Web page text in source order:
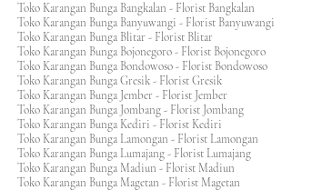
Toko Karangan Bunga Bangkalan - Florist Bangkalan
Toko Karangan Bunga Banyuwangi - Florist Banyuwangi
Toko Karangan Bunga Blitar - Florist Blitar
Toko Karangan Bunga Bojonegoro - Florist Bojonegoro
Toko Karangan Bunga Bondowoso - Florist Bondowoso
Toko Karangan Bunga Gresik - Florist Gresik
Toko Karangan Bunga Jember - Florist Jember
Toko Karangan Bunga Jombang - Florist Jombang
Toko Karangan Bunga Kediri - Florist Kediri
Toko Karangan Bunga Lamongan - Florist Lamongan
Toko Karangan Bunga Lumajang - Florist Lumajang
Toko Karangan Bunga Madiun - Florist Madiun
Toko Karangan Bunga Magetan - Florist Magetan